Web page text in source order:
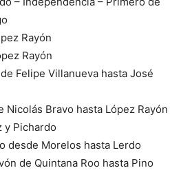
Rayón
Rayón
Felipe Villanueva hasta José
Bravo hasta López Rayón
y Pichardo
desde Morelos hasta Lerdo
de Quintana Roo hasta Pino